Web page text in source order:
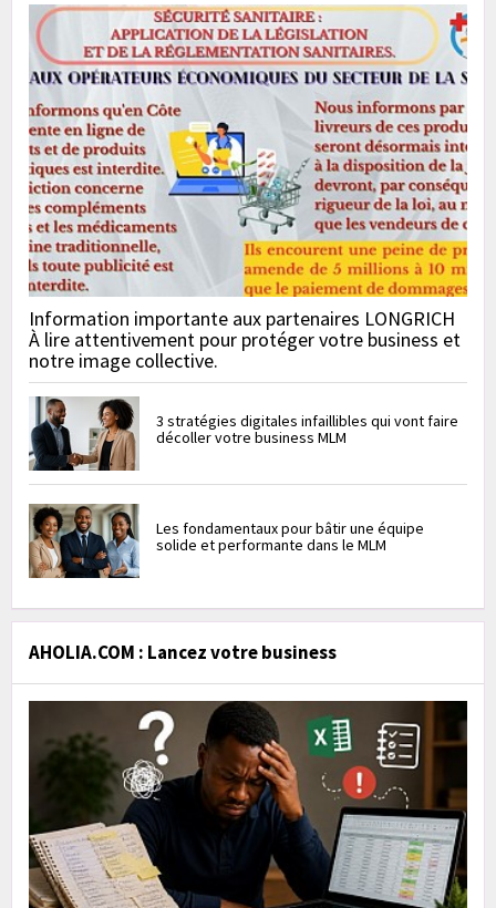
Information importante aux partenaires LONGRICH
À lire attentivement pour protéger votre business et
notre image collective.
3 stratégies digitales infaillibles qui vont faire
décoller votre business MLM
Les fondamentaux pour bâtir une équipe
solide et performante dans le MLM
AHOLIA.COM : Lancez votre business